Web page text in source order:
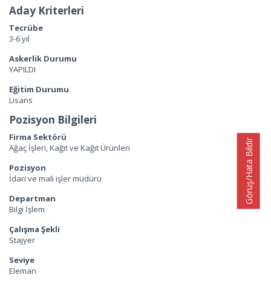
Görüş/Hata Bildir
Aday Kriterleri
Tecrübe
3-6 yıl
Askerlik Durumu
YAPILDI
Eğitim Durumu
Lisans
Pozisyon Bilgileri
Firma Sektörü
Ağaç İşleri, Kağıt ve Kağıt Ürünleri
Pozisyon
İdari ve mali işler müdürü
Departman
Bilgi İşlem
Çalışma Şekli
Stajyer
Seviye
Eleman